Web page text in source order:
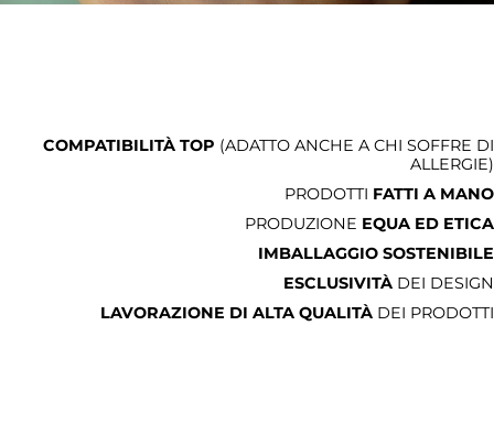
COMPATIBILITÀ TOP (ADATTO ANCHE A CHI SOFFRE DI
ALLERGIE)
PRODOTTI FATTI A MANO
PRODUZIONE EQUA ED ETICA
IMBALLAGGIO SOSTENIBILE
ESCLUSIVITÀ DEI DESIGN
LAVORAZIONE DI ALTA QUALITÀ DEI PRODOTTI